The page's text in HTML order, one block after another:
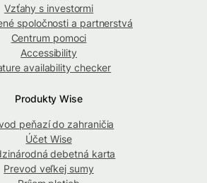
Vzťahy s investormi
spoločnosti a partnerstvá
Centrum pomoci
Accessibility
availability checker
Produkty Wise
peňazí do zahraničia
Účet Wise
debetná karta
Prevod veľkej sumy